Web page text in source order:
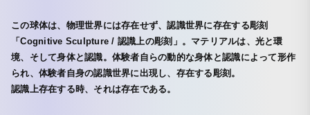
この球体は、物理世界には存在せず、認識世界に存在する彫刻
「Cognitive Sculpture / 認識上の彫刻」。マテリアルは、光と環
境、そして身体と認識。体験者自らの動的な身体と認識によって形作
られ、体験者自身の認識世界に出現し、存在する彫刻。
認識上存在する時、それは存在である。